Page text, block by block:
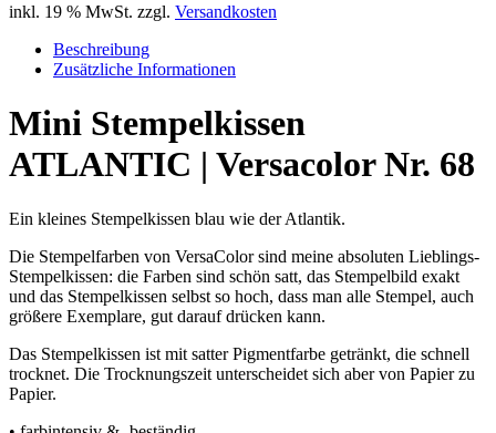
inkl. 19 % MwSt. zzgl. Versandkosten
Beschreibung
Zusätzliche Informationen
Mini Stempelkissen
ATLANTIC | Versacolor Nr. 68
Ein kleines Stempelkissen blau wie der Atlantik.
Die Stempelfarben von VersaColor sind meine absoluten Lieblings-
Stempelkissen: die Farben sind schön satt, das Stempelbild exakt
und das Stempelkissen selbst so hoch, dass man alle Stempel, auch
größere Exemplare, gut darauf drücken kann.
Das Stempelkissen ist mit satter Pigmentfarbe getränkt, die schnell
trocknet. Die Trocknungszeit unterscheidet sich aber von Papier zu
Papier.